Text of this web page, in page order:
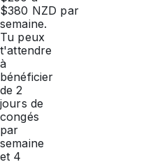
$380 NZD par
semaine.
Tu peux
t'attendre
à
bénéficier
de 2
jours de
congés
par
semaine
et 4